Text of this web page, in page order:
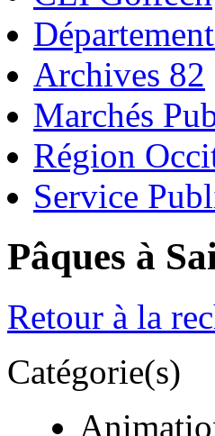
Archives 82
Marchés
Région
Service
Pâques à
Retour à la
Catégorie(s)